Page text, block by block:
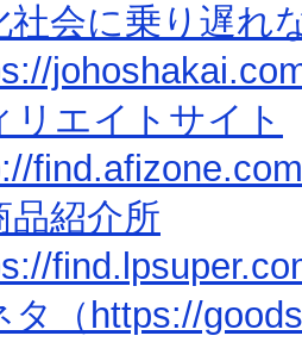
社会に乗り遅れ
リエイトサイト
品紹介所
タ（https://